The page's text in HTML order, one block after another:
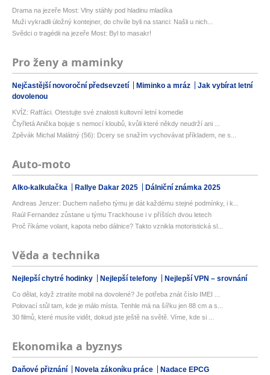
Drama na jezeře Most: Vlny stáhly pod hladinu mladíka
Muži vykradli úložný kontejner, do chvíle byli na stanci: Našli u nich...
Svědci o tragédii na jezeře Most: Byl to masakr!
Pro ženy a maminky
Nejčastější novoroční předsevzetí Miminko a mráz
Jak vybírat letní
dovolenou
KVÍZ: Rafťáci. Otestujte své znalosti kultovní letní komedie
Čtyřletá Anička bojuje s nemocí kloubů, kvůli které někdy neudrží ani ...
Zpěvák Michal Malátný (56): Dcery se snažím vychovávat příkladem, ne s...
Auto-moto
Alko-kalkulačka Rallye Dakar 2025 Dálniční známka 2025
Andreas Jenzer: Duchem našeho týmu je dát každému stejné podmínky, i k...
Raúl Fernandez zůstane u týmu Trackhouse i v příštích dvou letech
Proč říkáme volant, kapota nebo dálnice? Takto vznikla motoristická sl...
Věda a technika
Nejlepší chytré hodinky Nejlepší telefony Nejlepší VPN – srovnání
Co dělat, když ztratíte mobil na dovolené? Je potřeba znát číslo IMEI ...
Polovací stůl tam, kde je málo místa. Tenhle má na šířku jen 88 cm a s...
30 filmů, které musíte vidět, dokud jste ještě na světě. Víme, kde si ...
Ekonomika a byznys
Daňové přiznání Novela zákoníku práce Nadace EPCG